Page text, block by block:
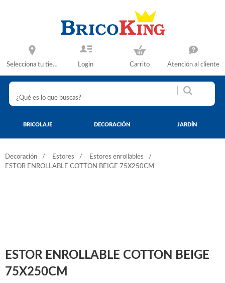
Selecciona tu tienda Login Carrito Atención al cliente
BRICOLAJE DECORACIÓN JARDÍN
Decoración Estores
Estores enrollables
ESTOR ENROLLABLE COTTON BEIGE 75X250CM
ESTOR ENROLLABLE COTTON BEIGE
75X250CM